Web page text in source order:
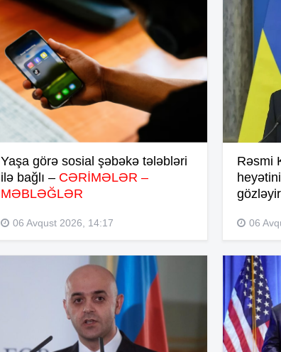
Yaşa görə sosial şəbəkə tələbləri
ilə bağlı – CƏRİMƏLƏR –
MƏBLƏĞLƏR
06 Avqust 2026, 14:17
Rəsmi
06